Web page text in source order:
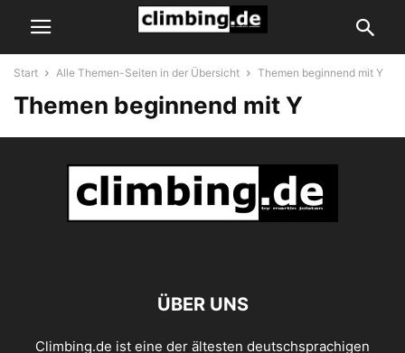
Start Alle Themen-Seiten in der Übersicht Themen beginnend mit Y
Themen beginnend mit Y
ÜBER UNS
Climbing.de ist eine der ältesten deutschsprachigen